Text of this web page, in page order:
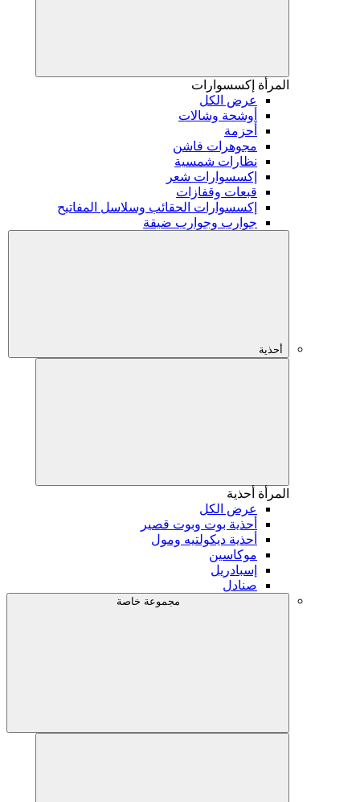
المرأة إكسسوارات
عرض الكل
أوشحة وشالات
أحزمة
مجوهرات فاشن
نظارات شمسية
إكسسوارات شعر
قبعات وقفازات
إكسسوارات الحقائب وسلاسل المفاتيح
جوارب وجوارب ضيقة
أحذية
المرأة أحذية
عرض الكل
أحذية بوت وبوت قصير
أحذية ديكولتيه ومول
موكاسين
إسبادريل
صنادل
مجموعة خاصة